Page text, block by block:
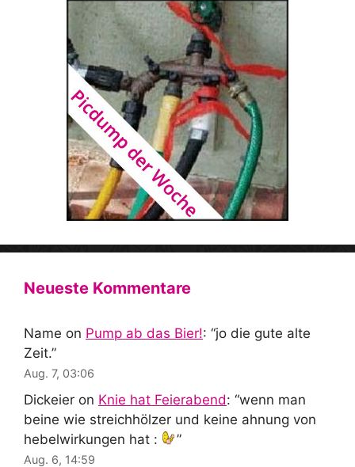
Neueste Kommentare
Name on Pump ab das Bier!: “jo die gute alte
Zeit.”
Aug. 7, 03:06
Dickeier on Knie hat Feierabend: “wenn man
beine wie streichhölzer und keine ahnung von
hebelwirkungen hat :
”
Aug. 6, 14:59